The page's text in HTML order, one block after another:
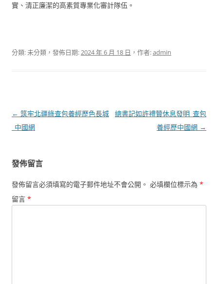
實、清正廉潔的高素質專業化審計隊伍。
分類: 未分類，發佈日期:2024 年 6 月 18 日 ，作者:admin
文
章
← 筑牢北疆綠查包養經歷色長城
_中國網
總書記如許禮贊休息發明_查包
養經歷中國網 →
發佈留言
發佈留言必須填寫的電子郵件地址不會公開。 必填欄位標示為 *
留言 *